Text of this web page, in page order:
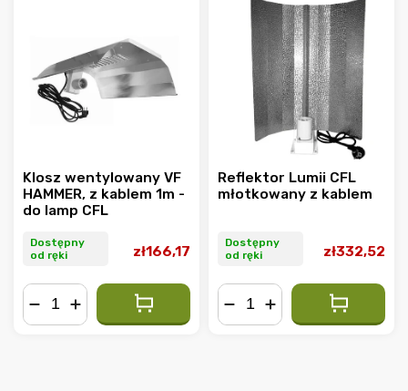
Alfabetycznie
Klosz wentylowany VF
HAMMER, z kablem 1m -
do lamp CFL
Dostępny
od ręki
zł166,17
Reflektor Lumii CFL
młotkowany z kablem
Dostępny
od ręki
zł332,52